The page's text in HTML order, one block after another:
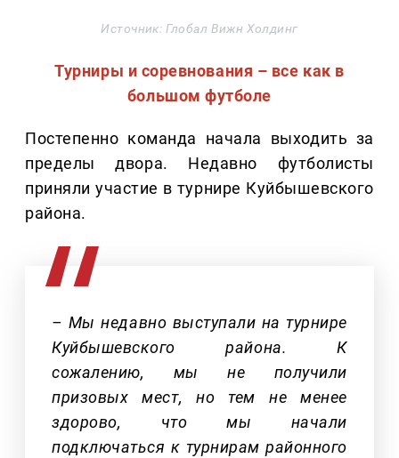
Источник: Глобал Вижн Холдинг
Турниры и соревнования – все как в
большом футболе
Постепенно команда начала выходить за
пределы двора. Недавно футболисты
приняли участие в турнире Куйбышевского
района.
– Мы недавно выступали на турнире
Куйбышевского района. К
сожалению, мы не получили
призовых мест, но тем не менее
здорово, что мы начали
подключаться к турнирам районного